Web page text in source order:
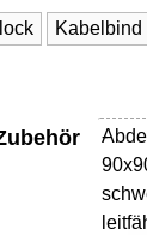
Kabelbind
-